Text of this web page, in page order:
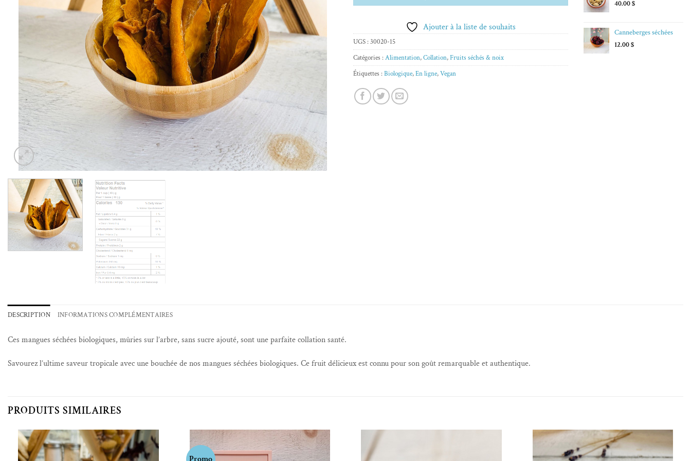
Ajouter à la liste de souhaits
UGS : 30020-15
Catégories : Alimentation,Collation,Fruits séchés & noix
Étiquettes : Biologique,En ligne,Vegan
40.00$
Canneberges séchées
12.00$
DESCRIPTION INFORMATIONS COMPLÉMENTAIRES
Ces mangues séchées biologiques, mûries sur l’arbre, sans sucre ajouté, sont une parfaite collation santé.
Savourez l’ultime saveur tropicale avec une bouchée de nos mangues séchées biologiques. Ce fruit délicieux est connu pour son goût remarquable et authentique.
PRODUITS SIMILAIRES
Ajouter à la liste de souhaits Ajouter à la liste de souhaits Ajouter à la liste de souhaits